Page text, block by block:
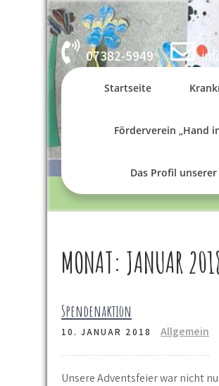
07382-5949
Startseite
Förderverein „Hand
Das Profil unserer
MONAT: JANUAR
Spendenaktion
10. JANUAR 2018 Allgemein
Unsere Adventsfeier war nicht